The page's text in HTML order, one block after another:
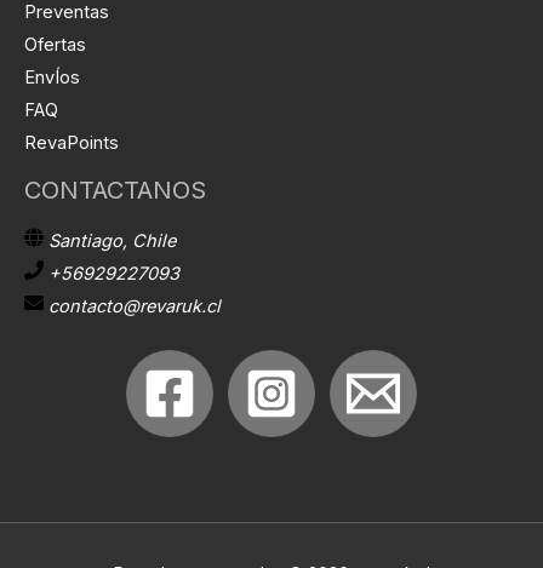
Preventas
Ofertas
EnvÍos
FAQ
RevaPoints
CONTACTANOS
Santiago, Chile
+56929227093
contacto@revaruk.cl